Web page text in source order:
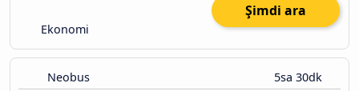
Ekonomi
Şimdi ara
Neobus 5sa 30dk